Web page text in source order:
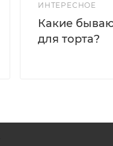
ИНТЕРЕСНОЕ
Какие
для торта?